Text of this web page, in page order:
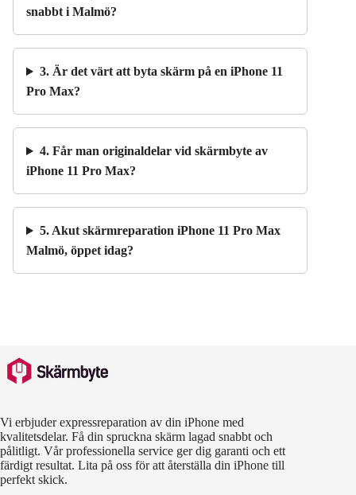
snabbt i Malmö?
3. Är det värt att byta skärm på en iPhone 11
Pro Max?
4. Får man originaldelar vid skärmbyte av
iPhone 11 Pro Max?
5. Akut skärmreparation iPhone 11 Pro Max
Malmö, öppet idag?
Vi erbjuder expressreparation av din iPhone med
kvalitetsdelar. Få din spruckna skärm lagad snabbt och
pålitligt. Vår professionella service ger dig garanti och ett
färdigt resultat. Lita på oss för att återställa din iPhone till
perfekt skick.